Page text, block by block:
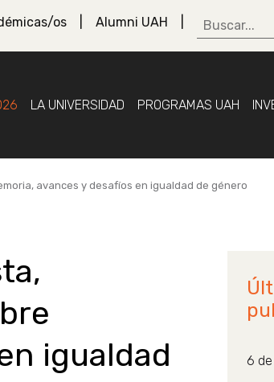
os Alumni UAH
LA UNIVERSIDAD PROGRAMAS UAH
avances y desafíos en igualdad de género
igualdad
6